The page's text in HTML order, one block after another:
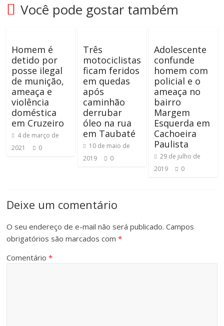
Você pode gostar também
Homem é
detido por
posse ilegal
de munição,
ameaça e
violência
doméstica
em Cruzeiro
4 de março de
2021
0
Três
motociclistas
ficam feridos
em quedas
após
caminhão
derrubar
óleo na rua
em Taubaté
10 de maio de
2019
0
Adolescente
confunde
homem com
policial e o
ameaça no
bairro
Margem
Esquerda em
Cachoeira
Paulista
29 de julho de
2019
0
Deixe um comentário
O seu endereço de e-mail não será publicado. Campos
obrigatórios são marcados com*
Comentário*